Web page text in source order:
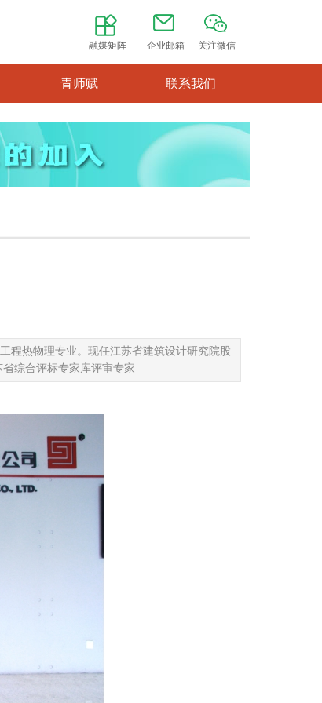
融媒矩阵 企业邮箱 关注微信
青师赋 联系我们
程热物理专业。现任江苏省建筑设计研究院股
综合评标专家库评审专家